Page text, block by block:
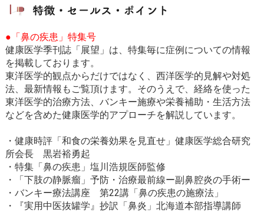
●「鼻の疾患」特集号
健康医学季刊誌「展望」は、特集毎に症例についての情報
を掲載しております。
東洋医学的観点からだけではなく、西洋医学的見解や対処
法、最新情報もご覧頂けます。そのうえで、経絡を使った
東洋医学的治療方法、バンキー施療や栄養補助・生活方法
などを含めた健康医学的アプローチを解説しています。
・健康時評「和食の栄養効果を見直せ」健康医学総合研究
所会長 黒岩裕勇起
・特集「鼻の疾患」塩川浩規医師監修
・「下肢の静脈瘤」予防・治療最前線ー副鼻腔炎の手術ー
・バンキー療法講座 第22講「鼻の疾患の施療法」
・『実用中医抜罐学』抄訳「鼻炎」北海道本部指導講師